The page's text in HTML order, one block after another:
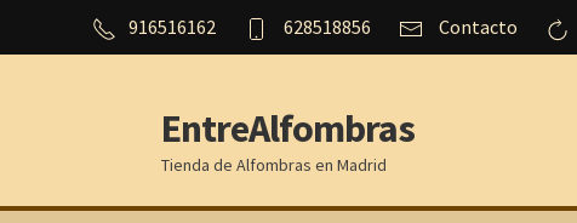
916516162 628518856 Contacto
Ir
a
la
navegación
Ir
al
contenido
EntreAlfombras
Tienda de Alfombras en Madrid